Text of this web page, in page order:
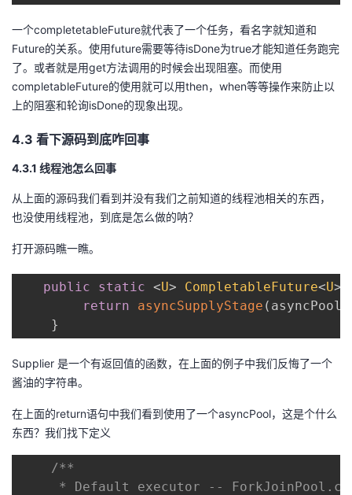
一个completetableFuture就代表了一个任务，看名字就知道和
Future的关系。使用future需要等待isDone为true才能知道任务跑完
了。或者就是用get方法调用的时候会出现阻塞。而使用
completableFuture的使用就可以用then，when等等操作来防止以
上的阻塞和轮询isDone的现象出现。
4.3 看下源码到底咋回事
4.3.1 线程池怎么回事
从上面的源码我们看到并没有我们之前知道的线程池相关的东西，
也没使用线程池，到底是怎么做的呐？
打开源码瞧一瞧。
public static <U> CompletableFuture<U>
return
asyncSupplyStage ( asyncPool
}
Supplier 是一个有返回值的函数，在上面的例子中我们反悔了一个
酱油的字符串。
在上面的return语句中我们看到使用了一个asyncPool，这是个什么
东西？我们找下定义
/**
* Default executor --